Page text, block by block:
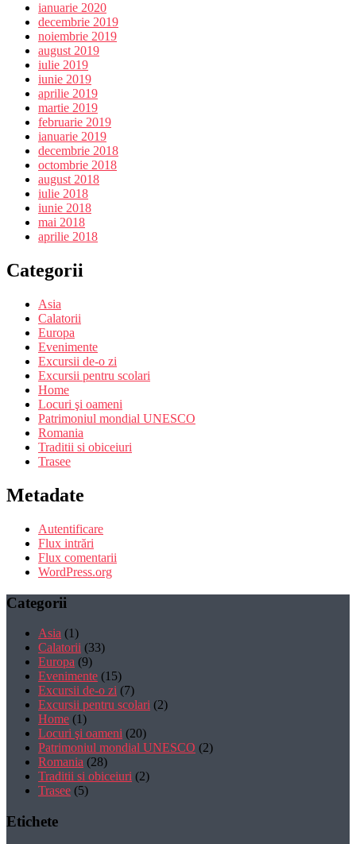
ianuarie 2020
decembrie 2019
noiembrie 2019
august 2019
iulie 2019
iunie 2019
aprilie 2019
martie 2019
februarie 2019
ianuarie 2019
decembrie 2018
octombrie 2018
august 2018
iulie 2018
iunie 2018
mai 2018
aprilie 2018
Categorii
Asia
Calatorii
Europa
Evenimente
Excursii de-o zi
Excursii pentru scolari
Home
Locuri şi oameni
Patrimoniul mondial UNESCO
Romania
Traditii si obiceiuri
Trasee
Metadate
Autentificare
Flux intrări
Flux comentarii
WordPress.org
Categorii
Asia (1)
Calatorii (33)
Europa (9)
Evenimente (15)
Excursii de-o zi (7)
Excursii pentru scolari (2)
Home (1)
Locuri şi oameni (20)
Patrimoniul mondial UNESCO (2)
Romania (28)
Traditii si obiceiuri (2)
Trasee (5)
Etichete